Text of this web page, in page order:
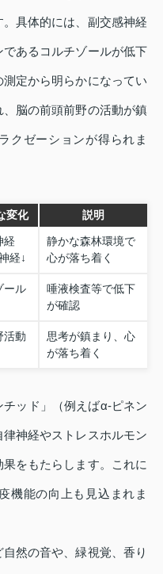
具体的には、副交感神経
あるコルチゾールが低下
定から明らかになってい
脳の前頭前野の活動が鎮
クゼーションが得られま
変化 説明
経
経↓
静かな森林環境で
心が落ち着く
ール
唾液検査等で低下
が確認
活動
思考が鎮まり、心
が落ち着く
ッド」（例えばα-ピネン
神経やストレスホルモン
をもたらします。これに
機能の向上も見込まれま
然の音や、緑視覚、香り